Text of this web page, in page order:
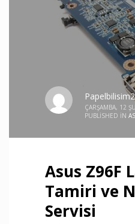
ÇARŞAMBA, 12
PUBLISHED IN
Asus Z96F
Tamiri ve
Servisi